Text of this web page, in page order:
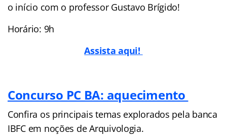
o início com o professor Gustavo Brígido!
Horário: 9h
Assista aqui!
Concurso PC BA: aquecimento
Confira os principais temas explorados pela banca
IBFC em noções de Arquivologia.